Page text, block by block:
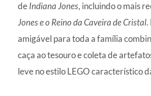
deIndiana Jones, incluindo o mais
Jones e o Reino da Caveira de Cristal.
amigável para toda a família
caça ao tesouro e coleta de
leve no estilo LEGO característico